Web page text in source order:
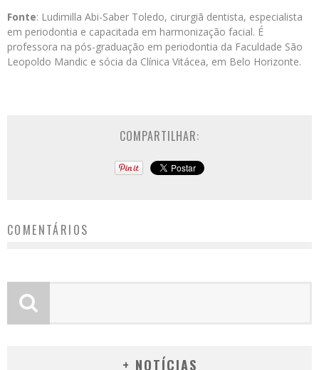
Fonte: Ludimilla Abi-Saber Toledo, cirurgiã dentista, especialista
em periodontia e capacitada em harmonização facial. É
professora na pós-graduação em periodontia da Faculdade São
Leopoldo Mandic e sócia da Clínica Vitácea, em Belo Horizonte.
COMPARTILHAR:
COMENTÁRIOS
+ NOTÍCIAS